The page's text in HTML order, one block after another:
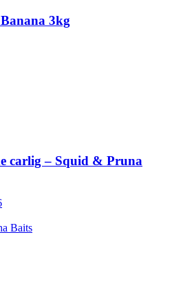
3kg
carlig – Squid & Pruna